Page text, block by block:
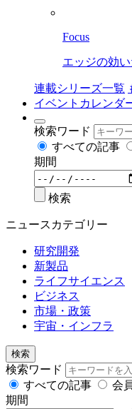
Focus
エッジの効
連載シリーズ一覧
イベントカレンダ
検索ワード
すべての記事
期間
検索
ニュースカテゴリー
研究開発
新製品
ライフサイエンス
ビジネス
市場・政策
宇宙・インフラ
検索
検索ワード
すべての記事
会
期間